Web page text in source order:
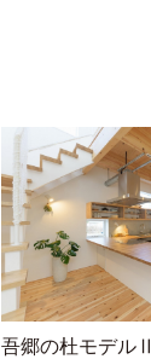
吾郷の杜モデルⅡ